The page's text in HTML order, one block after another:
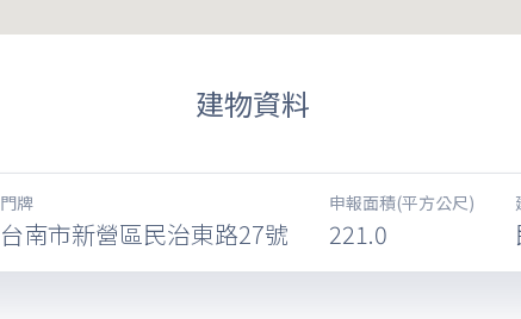
建物資料
門牌
台南市新營區民治東路27號
申報面積(平方公尺)
221.0